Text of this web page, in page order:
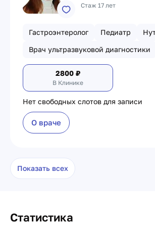
Стаж 17 лет
Гастроэнтеролог Педиатр
Врач ультразвуковой диагностики
2800 ₽
В Клинике
Нет свободных слотов для записи
О враче
Показать всех
Статистика